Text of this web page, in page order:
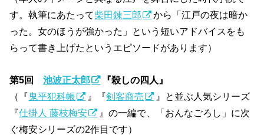
す。執筆にあたって柴田錬三郎
から「江戸の夜は暗か
った。女のほうが強かった」という短いアドバイスをも
らって書き上げたというエピソードがあります）
第5回池波正太郎
『殺しの四人』
（『鬼平犯科帳 』『剣客商売
』と並ぶ人気シリーズ
『仕掛人 藤枝梅安
』の一編で、「おんなごろし」に次
ぐ梅安シリーズの2作目です）